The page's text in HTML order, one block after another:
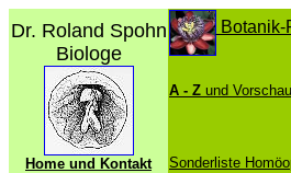
Dr. Roland Spohn
Biologe
Home und Kontakt
Botanik-
A - Z und
Sonderliste